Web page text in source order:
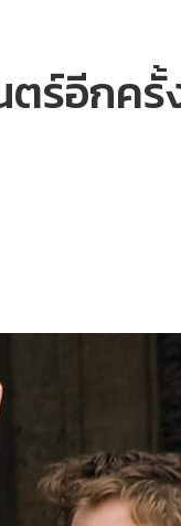
ตร์อีกค